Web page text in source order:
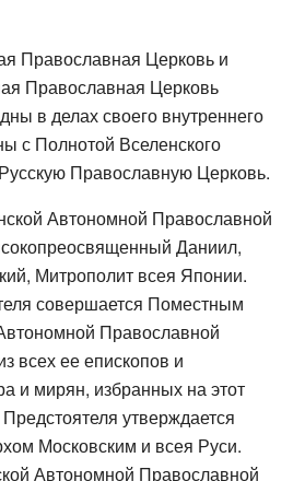
Православная Церковь и
Православная Церковь
в делах своего внутреннего
с Полнотой Вселенского
Православную Церковь.
Автономной Православной
Даниил,
Митрополит всея Японии.
совершается Поместным
Православной
всех ее епископов и
и мирян, избранных на этот
утверждается
Московским и всея Руси.
Автономной Православной